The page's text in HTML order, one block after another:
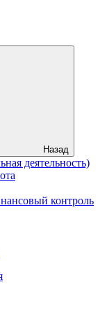
Назад
деятельность)
контроль